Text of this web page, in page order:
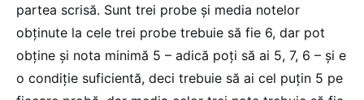
partea scrisă. Sunt trei probe și media notelor
obținute la cele trei probe trebuie să fie 6, dar pot
obține și nota minimă 5 – adică poți să ai 5, 7, 6 – și e
o condiție suficientă, deci trebuie să ai cel puțin 5 pe